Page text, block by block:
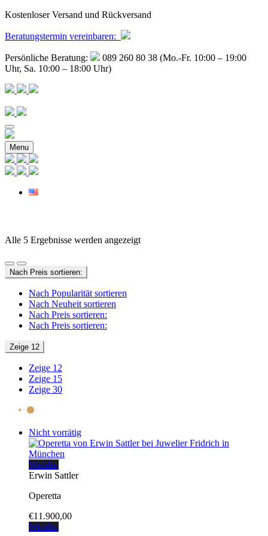
Kostenloser Versand und Rückversand
Beratungstermin vereinbaren:
Persönliche Beratung:
089 260 80 38 (Mo.-Fr. 10:00 – 19:00
Uhr, Sa. 10:00 – 18:00 Uhr)
Menu
Alle 5 Ergebnisse werden angezeigtNach
Nach Preis sortieren:
Nach Popularität sortieren
Nach Neuheit sortieren
Nach Preis sortieren:
Nach Preis sortieren:
Zeige 12
Zeige 12
Zeige 15
Zeige 30
Nicht vorrätig
Wishlist
Erwin Sattler
Operetta
€11.900,00
Wishlist